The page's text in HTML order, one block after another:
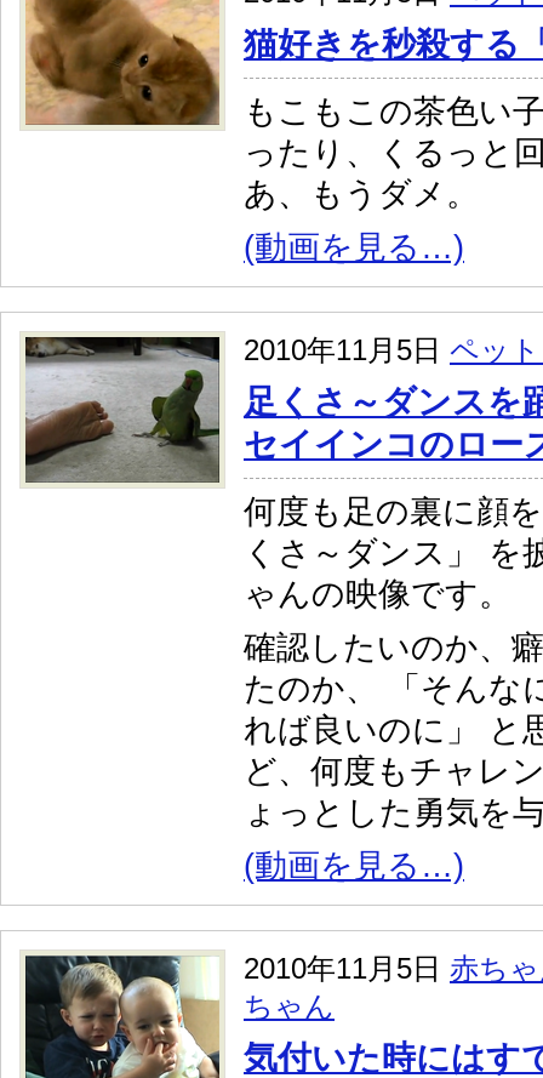
猫好きを秒殺する
もこもこの茶色い
ったり、くるっと
あ、もうダメ。
(動画を見る…)
2010年11月5日 ペッ
足くさ～ダンスを
セイインコのロー
何度も足の裏に顔
くさ～ダンス」 を
ゃんの映像です。
確認したいのか、
たのか、 「そんな
れば良いのに」 と
ど、何度もチャレ
ょっとした勇気を
(動画を見る…)
2010年11月5日 赤ち
ちゃん
気付いた時にはす